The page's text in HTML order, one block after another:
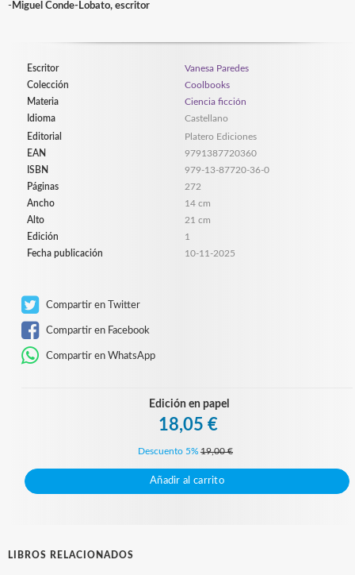
- Miguel Conde-Lobato, escritor
Escritor
Vanesa Paredes
Colección
Coolbooks
Materia
Ciencia ficción
Idioma
Castellano
Editorial
Platero Ediciones
EAN
9791387720360
ISBN
979-13-87720-36-0
Páginas
272
Ancho
14 cm
Alto
21 cm
Edición
1
Fecha publicación
10-11-2025
Compartir en Twitter
Compartir en Facebook
Compartir en WhatsApp
Edición en papel
18,05 €
Descuento 5% 19,00 €
Añadir al carrito
LIBROS RELACIONADOS